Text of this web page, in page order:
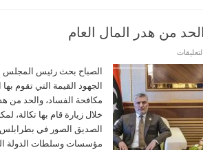
من هدر المال العام
التعليقات
يبحث
مع
الصور
الحد
من
المال
العام
مغلقة
الصباح بحث رئيس المجلس
الجهود القيمة التي تقوم
مكافحة الفساد، والحد من
خلال زيارة قام بها تكالة،
الصديق الصور في
مؤسسات وسلطات الدولة